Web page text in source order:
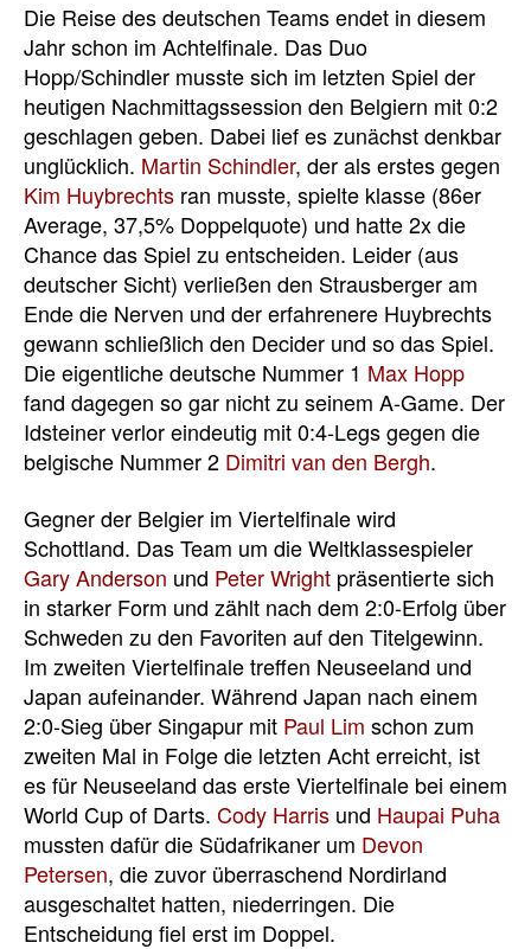
Die Reise des deutschen Teams endet in diesem
Jahr schon im Achtelfinale. Das Duo
Hopp/Schindler musste sich im letzten Spiel der
heutigen Nachmittagssession den Belgiern mit 0:2
geschlagen geben. Dabei lief es zunächst denkbar
unglücklich. Martin Schindler, der als erstes gegen
Kim Huybrechts ran musste, spielte klasse (86er
Average, 37,5% Doppelquote) und hatte 2x die
Chance das Spiel zu entscheiden. Leider (aus
deutscher Sicht) verließen den Strausberger am
Ende die Nerven und der erfahrenere Huybrechts
gewann schließlich den Decider und so das Spiel.
Die eigentliche deutsche Nummer 1 Max Hopp
fand dagegen so gar nicht zu seinem A-Game. Der
Idsteiner verlor eindeutig mit 0:4-Legs gegen die
belgische Nummer 2 Dimitri van den Bergh.
Gegner der Belgier im Viertelfinale wird
Schottland. Das Team um die Weltklassespieler
Gary Anderson und Peter Wright präsentierte sich
in starker Form und zählt nach dem 2:0-Erfolg über
Schweden zu den Favoriten auf den Titelgewinn.
Im zweiten Viertelfinale treffen Neuseeland und
Japan aufeinander. Während Japan nach einem
2:0-Sieg über Singapur mit Paul Lim schon zum
zweiten Mal in Folge die letzten Acht erreicht, ist
es für Neuseeland das erste Viertelfinale bei einem
World Cup of Darts. Cody Harris und Haupai Puha
mussten dafür die Südafrikaner um Devon
Petersen, die zuvor überraschend Nordirland
ausgeschaltet hatten, niederringen. Die
Entscheidung fiel erst im Doppel.